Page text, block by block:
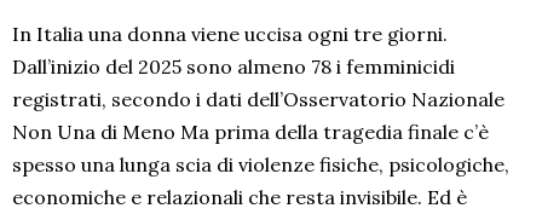
In Italia una donna viene uccisa ogni tre giorni.
Dall’inizio del 2025 sono almeno 78 i femminicidi
registrati, secondo i dati dell’Osservatorio Nazionale
Non Una di Meno Ma prima della tragedia finale c’è
spesso una lunga scia di violenze fisiche, psicologiche,
economiche e relazionali che resta invisibile. Ed è